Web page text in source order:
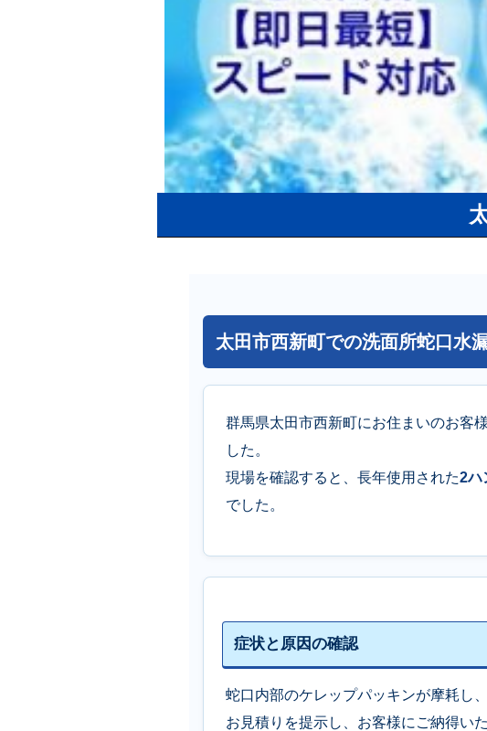
太田市西新町での洗面所蛇口水
群馬県太田市西新町にお住まいのお客様
した。
現場を確認すると、長年使用された2ハ
でした。
症状と原因の確認
蛇口内部のケレップパッキンが摩耗し
お見積りを提示し、お客様にご納得い